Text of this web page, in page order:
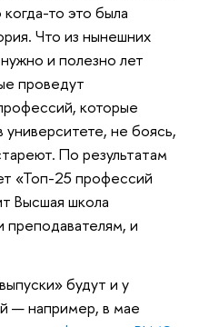
то это была
Что из нынешних
и полезно лет
проведут
которые
не боясь,
По результатам
«Топ-25 профессий
Высшая школа
и
будут и у
— например, в мае